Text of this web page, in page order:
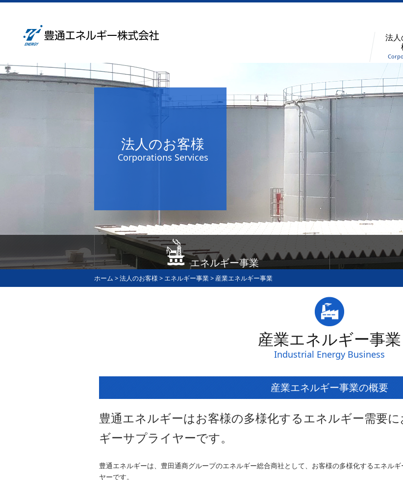
法人
法人のお客様
Corporations Services
エネルギー事業
ホーム >法人のお客様 > エネルギー事業> 産業エネルギー事業
産業エネルギー事業
Industrial Energy Business
産業エネルギー事業の概要
豊通エネルギーはお客様の多様化するエネルギー需要
ギーサプライヤーです。
豊通エネルギーは、豊田通商グループのエネルギー総合商社として、お客様の多様化するエネル
ヤーです。